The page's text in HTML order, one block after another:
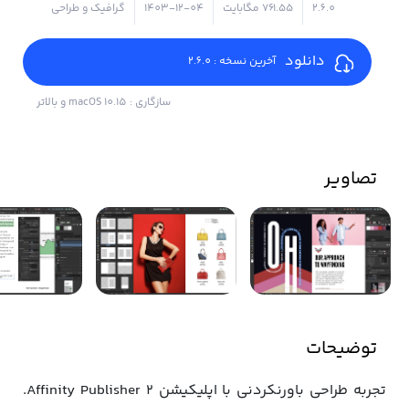
2.6.0 ۷۶۱.۵۵ مگابایت 1403-12-04 گرافیک و طراحی
دانلود آخرین نسخه : 2.6.0
سازگاری : macOS 10.15 و بالاتر
تصاویر
توضیحات
تجربه طراحی باورنکردنی با اپلیکیشن Affinity Publisher 2.